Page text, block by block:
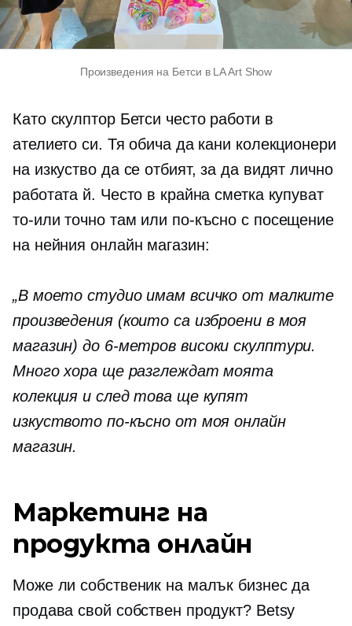
Произведения на Бетси в LA Art Show
Като скулптор Бетси често работи в
ателието си. Тя обича да кани колекционери
на изкуство да се отбият, за да видят лично
работата й. Често в крайна сметка купуват
то-или точно там или по-късно с посещение
на нейния онлайн магазин:
„В моето студио имам всичко от малките
произведения (които са изброени в моя
магазин) до 6-метров високи скулптури.
Много хора ще разглеждат моята
колекция и след това ще купят
изкуството по-късно от моя онлайн
магазин.
Маркетинг на
продукта онлайн
Може ли собственик на малък бизнес да
продава свой собствен продукт? Betsy